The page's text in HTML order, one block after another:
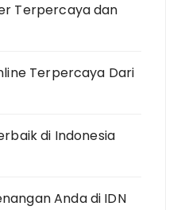
Terpercaya dan
Terpercaya Dari
di Indonesia
Anda di IDN